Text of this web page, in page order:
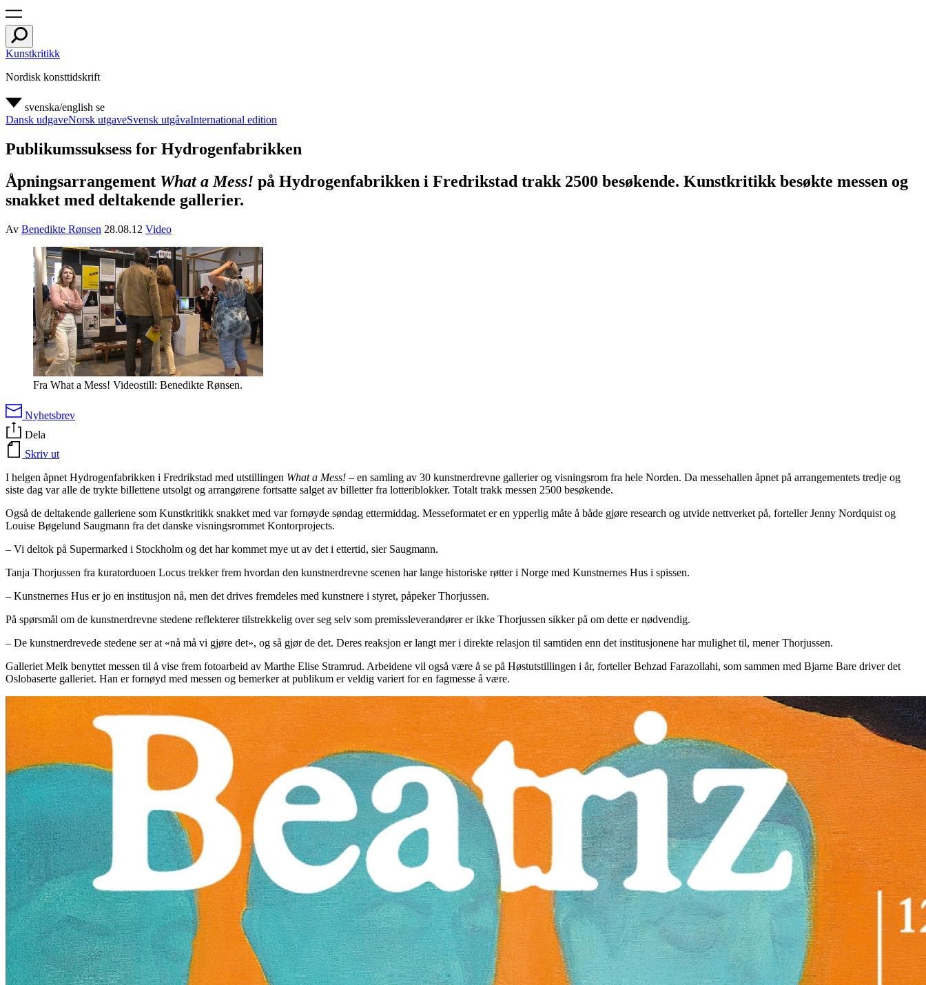
Kunstkritikk
Nordisk konsttidskrift
svenska/english se
Dansk udgaveNorsk utgaveSvensk utgåvaInternational edition
Publikumssuksess for Hydrogenfabrikken
Åpningsarrangement What a Mess! på Hydrogenfabrikken i Fredrikstad trakk 2500 besøkende. Kunstkritikk besøkte messen og
snakket med deltakende gallerier.
Av Benedikte Rønsen 28.08.12 Video
Fra What a Mess! Videostill: Benedikte Rønsen.
Nyhetsbrev
Dela
Skriv ut
I helgen åpnet Hydrogenfabrikken i Fredrikstad med utstillingen What a Mess! – en samling av 30 kunstnerdrevne gallerier og visningsrom fra hele Norden. Da messehallen åpnet på arrangementets tredje og
siste dag var alle de trykte billettene utsolgt og arrangørene fortsatte salget av billetter fra lotteriblokker. Totalt trakk messen 2500 besøkende.
Også de deltakende galleriene som Kunstkritikk snakket med var fornøyde søndag ettermiddag. Messeformatet er en ypperlig måte å både gjøre research og utvide nettverket på, forteller Jenny Nordquist og
Louise Bøgelund Saugmann fra det danske visningsrommet Kontorprojects.
– Vi deltok på Supermarked i Stockholm og det har kommet mye ut av det i ettertid, sier Saugmann.
Tanja Thorjussen fra kuratorduoen Locus trekker frem hvordan den kunstnerdrevne scenen har lange historiske røtter i Norge med Kunstnernes Hus i spissen.
– Kunstnernes Hus er jo en institusjon nå, men det drives fremdeles med kunstnere i styret, påpeker Thorjussen.
På spørsmål om de kunstnerdrevne stedene reflekterer tilstrekkelig over seg selv som premissleverandører er ikke Thorjussen sikker på om dette er nødvendig.
– De kunstnerdrevede stedene ser at «nå må vi gjøre det», og så gjør de det. Deres reaksjon er langt mer i direkte relasjon til samtiden enn det institusjonene har mulighet til, mener Thorjussen.
Galleriet Melk benyttet messen til å vise frem fotoarbeid av Marthe Elise Stramrud. Arbeidene vil også være å se på Høstutstillingen i år, forteller Behzad Farazollahi, som sammen med Bjarne Bare driver det
Oslobaserte galleriet. Han er fornøyd med messen og bemerker at publikum er veldig variert for en fagmesse å være.